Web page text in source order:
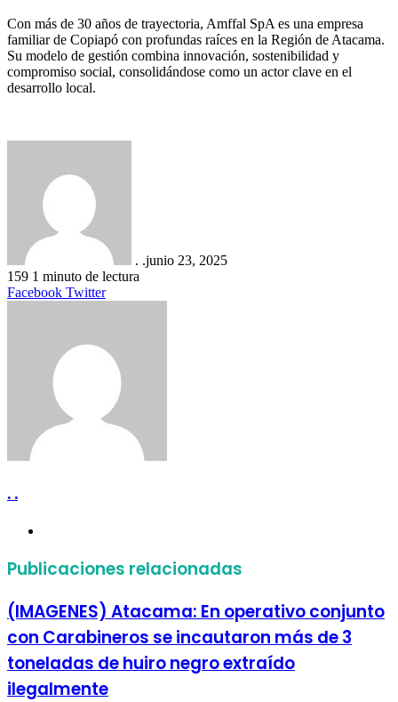
Con más de 30 años de trayectoria, Amffal SpA es una empresa
familiar de Copiapó con profundas raíces en la Región de Atacama.
Su modelo de gestión combina innovación, sostenibilidad y
compromiso social, consolidándose como un actor clave en el
desarrollo local.
. .junio 23, 2025
159 1 minuto de lectura
Facebook TwitterLinkedIn
Tumblr
Pinterest
Reddit
VKontakte
Compartir
Imprimir
. .
Publicaciones relacionadas
(IMAGENES) Atacama: En operativo conjunto
con Carabineros se incautaron más de 3
toneladas de huiro negro extraído
ilegalmente